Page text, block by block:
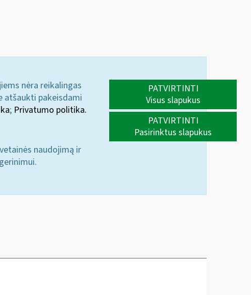
nėra reikalingas
atšaukti pakeisdami
; Privatumo politika.
naudojimą ir
PATVIRTINTI
Visus slapukus
PATVIRTINTI
Pasirinktus slapukus